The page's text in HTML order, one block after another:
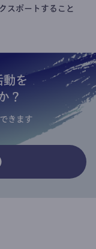
スポートすること
動を
？
きます